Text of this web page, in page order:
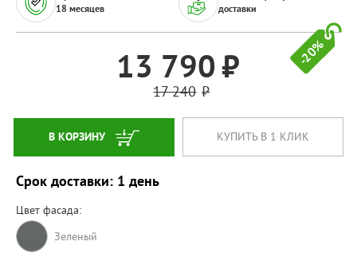
-20%
18 месяцев
доставки
13 790
17 240
В КОРЗИНУ КУПИТЬ В 1 КЛИК
Срок доставки: 1 день
Цвет фасада:
Зеленый